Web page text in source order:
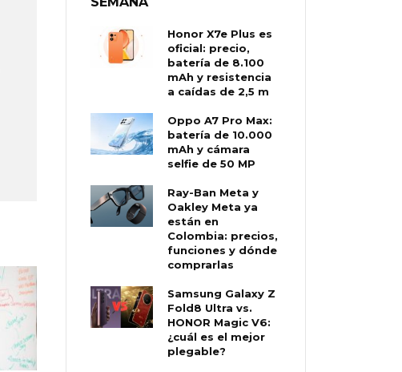
Honor X7e Plus es
oficial: precio,
batería de 8.100
mAh y resistencia
a caídas de 2,5 m
Oppo A7 Pro Max:
batería de 10.000
mAh y cámara
selfie de 50 MP
Ray-Ban Meta y
Oakley Meta ya
están en
Colombia: precios,
funciones y dónde
comprarlas
Samsung Galaxy Z
Fold8 Ultra vs.
HONOR Magic V6:
¿cuál es el mejor
plegable?